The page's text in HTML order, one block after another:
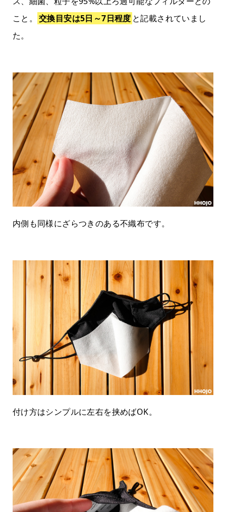
こと。
交換目安は5日～7日程度 と記載されていまし
た。
内側も同様にざらつきのある不織布です。
付け方はシンプルに左右を挟めばOK。